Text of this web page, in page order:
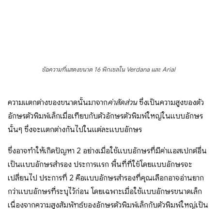
ข้อความที่แสดงขนาด 16 พิกเซลใน Verdana และ Arial
ความแตกต่างของขนาดนั้นมาจากค่าสัดส่วนซึ่งเป็นความสูงของตัว
อักษรตัวพิมพ์เล็กเมื่อเทียบกับตัวอักษรตัวพิมพ์ใหญ่ในแบบอักษร
นั้นๆ ซึ่งจะแตกต่างกันไปในแต่ละแบบอักษร
ซึ่งอาจทำให้เกิดปัญหา 2 อย่างเมื่อใช้แบบอักษรที่มีค่าแอสเปกต์อื่น
เป็นแบบอักษรสำรอง ประการแรก พื้นที่ที่ใช้โดยแบบอักษรจะ
เปลี่ยนไป ประการที่ 2 คือแบบอักษรสำรองที่คุณเลือกอาจอ่านยาก
กว่าแบบอักษรที่ระบุไว้ก่อน โดยเฉพาะเมื่อใช้แบบอักษรขนาดเล็ก
เนื่องจากความสูงสัมพัทธ์ของอักษรตัวพิมพ์เล็กกับตัวพิมพ์ใหญ่เป็น